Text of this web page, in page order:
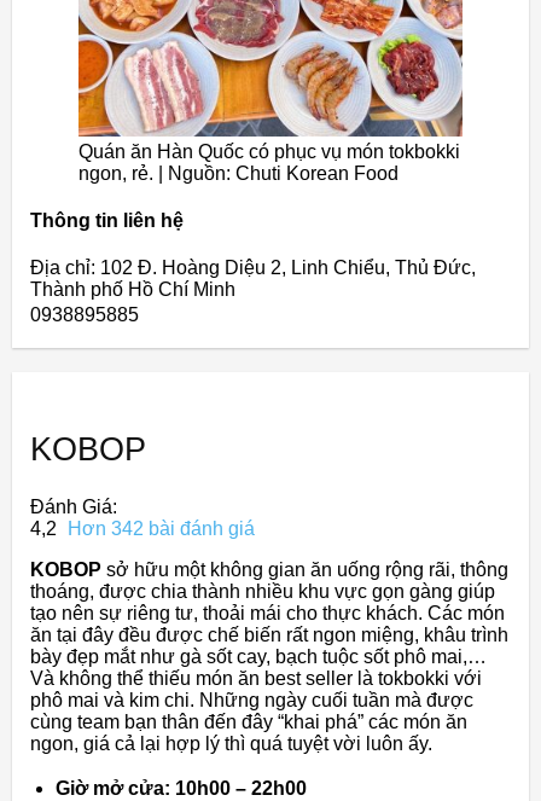
Quán ăn Hàn Quốc có phục vụ món tokbokki
ngon, rẻ. | Nguồn: Chuti Korean Food
Thông tin liên hệ
Địa chỉ: 102 Đ. Hoàng Diệu 2, Linh Chiểu, Thủ Đức,
Thành phố Hồ Chí Minh
0938895885
KOBOP
Đánh Giá:
4,2
Hơn 342 bài đánh giá
KOBOP sở hữu một không gian ăn uống rộng rãi, thông
thoáng, được chia thành nhiều khu vực gọn gàng giúp
tạo nên sự riêng tư, thoải mái cho thực khách. Các món
ăn tại đây đều được chế biến rất ngon miệng, khâu trình
bày đẹp mắt như gà sốt cay, bạch tuộc sốt phô mai,…
Và không thể thiếu món ăn best seller là tokbokki với
phô mai và kim chi. Những ngày cuối tuần mà được
cùng team bạn thân đến đây “khai phá” các món ăn
ngon, giá cả lại hợp lý thì quá tuyệt vời luôn ấy.
Giờ mở cửa: 10h00 – 22h00